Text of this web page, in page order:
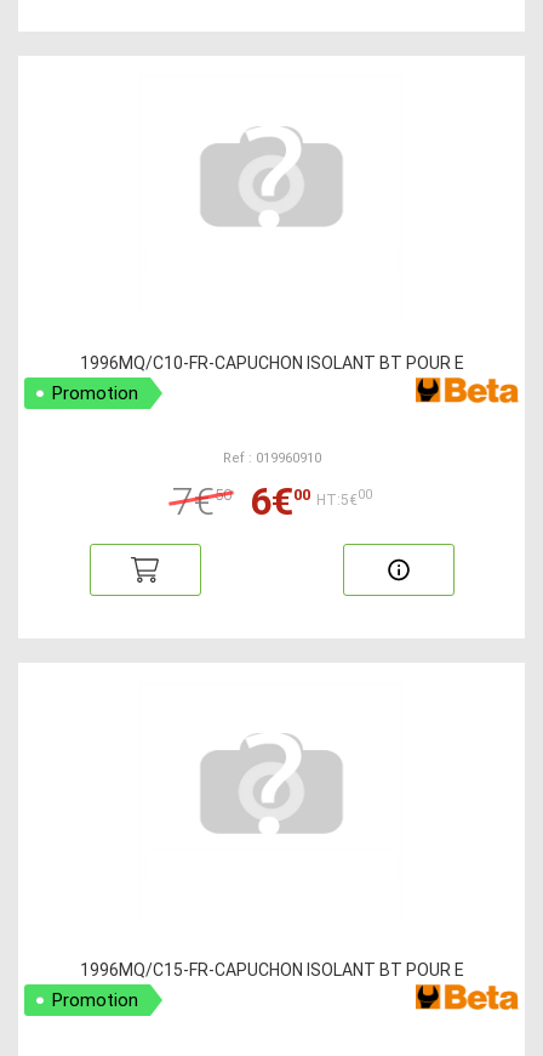
1996MQ/C10-FR-CAPUCHON ISOLANT BT POUR E
Promotion
Ref : 019960910
7€50 6€00 HT:5€00
1996MQ/C15-FR-CAPUCHON ISOLANT BT POUR E
Promotion